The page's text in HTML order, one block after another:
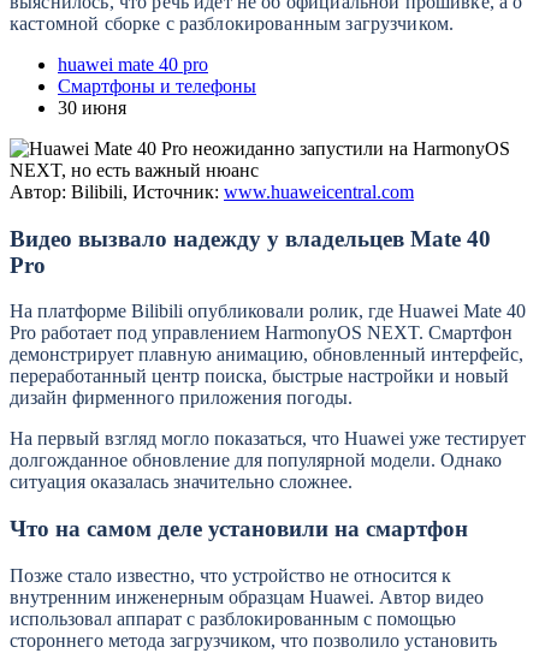
кастомной сборке с разблокированным загрузчиком.
huawei mate 40 pro
Смартфоны и телефоны
30 июня
Автор: Bilibili, Источник: www.huaweicentral.com
Видео вызвало надежду у владельцев Mate 40
Pro
На платформе Bilibili опубликовали ролик, где Huawei Mate 40
Pro работает под управлением HarmonyOS NEXT. Смартфон
демонстрирует плавную анимацию, обновленный интерфейс,
переработанный центр поиска, быстрые настройки и новый
дизайн фирменного приложения погоды.
На первый взгляд могло показаться, что Huawei уже тестирует
долгожданное обновление для популярной модели. Однако
ситуация оказалась значительно сложнее.
Что на самом деле установили на смартфон
Позже стало известно, что устройство не относится к
внутренним инженерным образцам Huawei. Автор видео
использовал аппарат с разблокированным с помощью
стороннего метода загрузчиком, что позволило установить